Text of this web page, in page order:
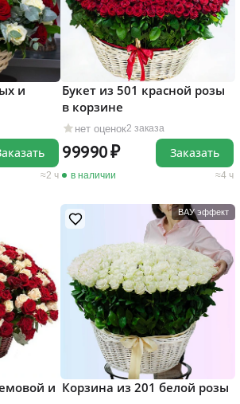
и
2 ч
нет оценок2 заказа
Букет из 501 красной розы
в корзине
99990
в наличии 4 ч
Заказать
и
ВАУ эффект
Корзина из 201 белой розы